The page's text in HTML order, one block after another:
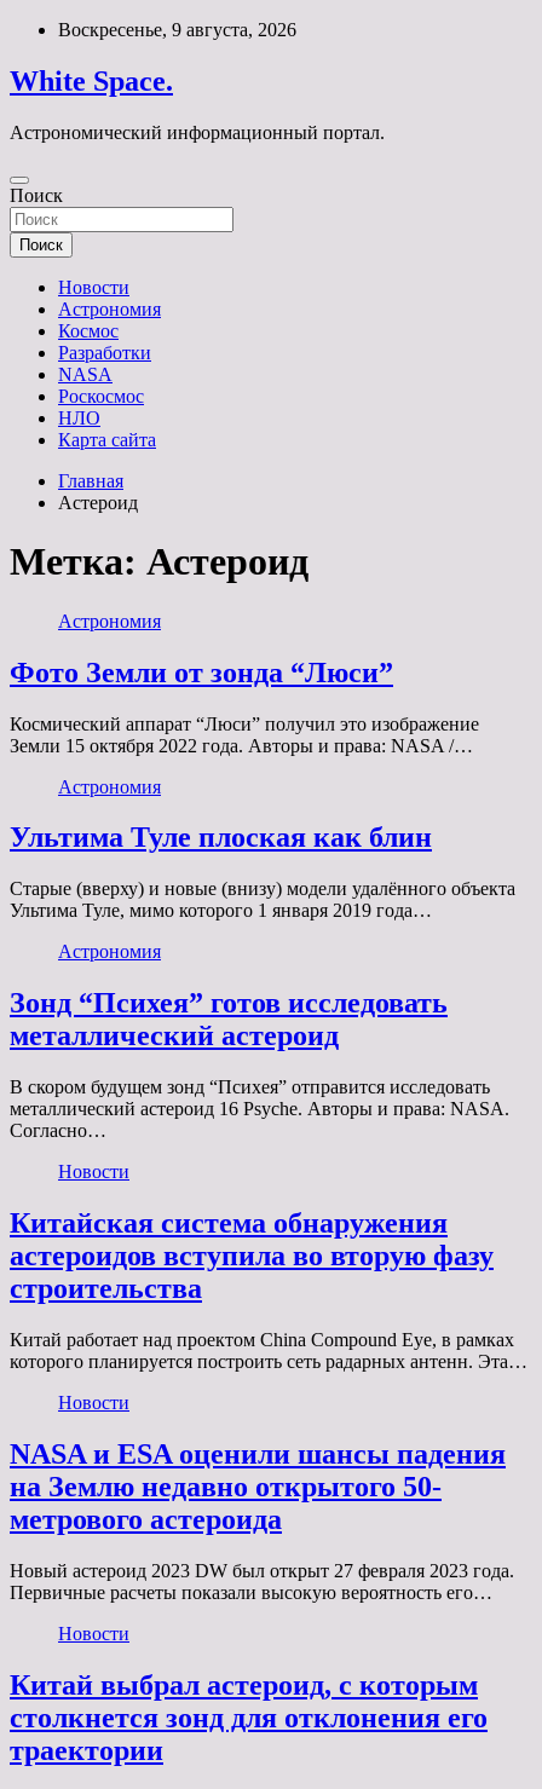
Перейти
содержимому
Воскресенье, 9 августа, 2026
White Space.
Астрономический информационный портал.
Поиск
Поиск
Новости
Астрономия
Космос
Разработки
NASA
Роскосмос
НЛО
Карта сайта
Главная
Астероид
Метка: Астероид
Астрономия
Фото Земли от зонда “Люси”
Космический аппарат “Люси” получил это изображение
Земли 15 октября 2022 года. Авторы и права: NASA /…
Астрономия
Ультима Туле плоская как блин
Старые (вверху) и новые (внизу) модели удалённого объекта
Ультима Туле, мимо которого 1 января 2019 года…
Астрономия
Зонд “Психея” готов исследовать
металлический астероид
В скором будущем зонд “Психея” отправится исследовать
металлический астероид 16 Psyche. Авторы и права: NASA.
Согласно…
Новости
Китайская система обнаружения
астероидов вступила во вторую фазу
строительства
Китай работает над проектом China Compound Eye, в рамках
которого планируется построить сеть радарных антенн. Эта…
Новости
NASA и ESA оценили шансы падения
на Землю недавно открытого 50-
метрового астероида
Новый астероид 2023 DW был открыт 27 февраля 2023 года.
Первичные расчеты показали высокую вероятность его…
Новости
Китай выбрал астероид, с которым
столкнется зонд для отклонения его
траектории